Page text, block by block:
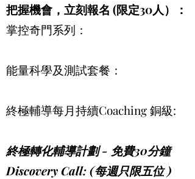
把握機會，立刻報名 (限定30人）：
掌控奇門系列：
能量科學及測試套餐：
終極輔導每月持續Coaching 銅級:
終極轉化輔導計劃 - 免費30分鐘
Discovery Call: (每週只限五位 )